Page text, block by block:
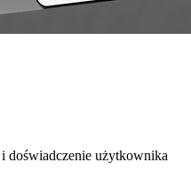
doświadczenie użytkownika